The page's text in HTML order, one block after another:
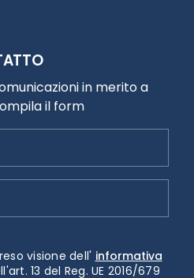
in merito a
il form
visione dell' informativa
13 del Reg. UE 2016/679